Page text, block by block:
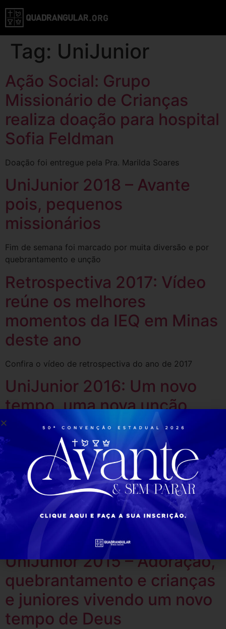
Tag: UniJunior
Ação Social: Grupo
Missionário de Crianças
realiza doação para hospital
Sofia Feldman
Doação foi entregue pela Pra. Marilda Soares
UniJunior 2018 – Avante
pois, pequenos
missionários
Fim de semana foi marcado por muita diversão e por
quebrantamento e unção
Retrospectiva 2017: Vídeo
reúne os melhores
momentos da IEQ em Minas
deste ano
Confira o vídeo de retrospectiva do ano de 2017
UniJunior 2016: Um novo
tempo, uma nova unção
“Uma nova unção, um novo tempo” foi o tema do
UniJunior 2016
Portal Quadrangular
entrevista Pra. Marilda no
UniJunior 2015
UniJunior 2015
UniJunior 2015 – Adoração,
quebrantamento e crianças
e juniores vivendo um novo
tempo de Deus